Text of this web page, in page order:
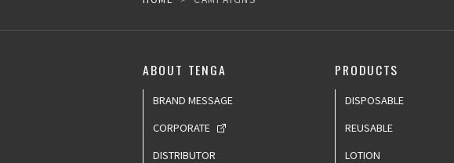
ABOUT TENGA
BRAND MESSAGE
CORPORATE
DISTRIBUTOR
PRODUCTS
DISPOSABLE
REUSABLE
LOTION